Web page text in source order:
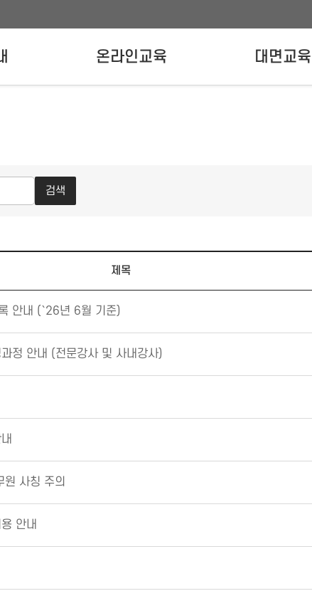
류
온라인교육 대면교육
검색
제목
안내 (`26년 6월 기준)
정 안내 (전문강사 및 사내강사)
원 사칭 주의
안내